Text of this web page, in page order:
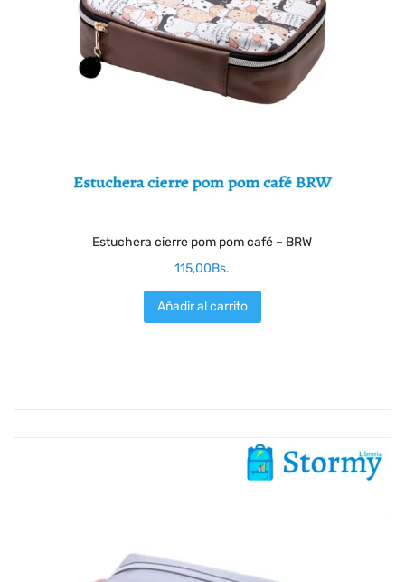
Estuchera cierre pom pom café – BRW
115,00Bs.
Añadir al carrito